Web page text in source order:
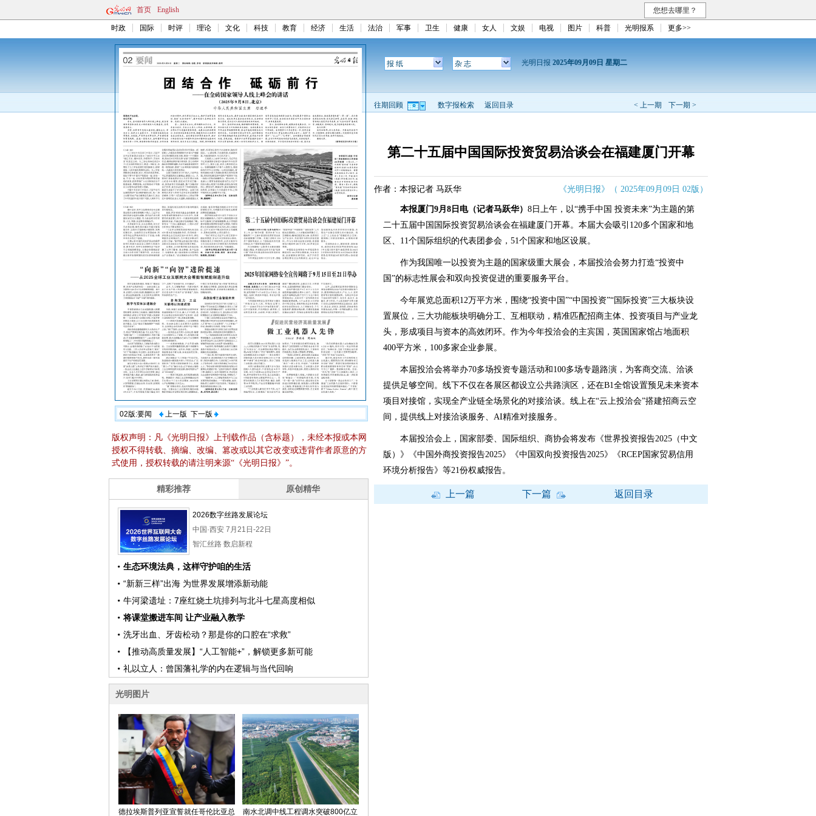
首页 English 您想去哪里？
时政 国际 时评 理论 文化 科技 教育 经济 生活 法治 军事 卫生 健康 女人 文娱 电视 图片 科普 光明报系 更多>>
02版:要闻 上一版 下一版
版权声明：凡《光明日报》上刊载作品（含标题），未经本报或本网
授权不得转载、摘编、改编、篡改或以其它改变或违背作者原意的方
式使用，授权转载的请注明来源“《光明日报》”。
报 纸 杂 志 光明日报 2025年09月09日 星期二
< 上一期 下一期 >
往期回顾 数字报检索 返回目录
第二十五届中国国际投资贸易洽谈会在福建厦门开幕
作者：本报记者 马跃华 《光明日报》（ 2025年09月09日 02版）
本报厦门9月8日电（记者马跃华） 8日上午，以“携手中国 投资未来”为主题的第
二十五届中国国际投资贸易洽谈会在福建厦门开幕。本届大会吸引120多个国家和地
区、11个国际组织的代表团参会，51个国家和地区设展。
作为我国唯一以投资为主题的国家级重大展会，本届投洽会努力打造“投资中
国”的标志性展会和双向投资促进的重要服务平台。
今年展览总面积12万平方米，围绕“投资中国”“中国投资”“国际投资”三大板块设
置展位，三大功能板块明确分工、互相联动，精准匹配招商主体、投资项目与产业龙
头，形成项目与资本的高效闭环。作为今年投洽会的主宾国，英国国家馆占地面积
400平方米，100多家企业参展。
本届投洽会将举办70多场投资专题活动和100多场专题路演，为客商交流、洽谈
提供足够空间。线下不仅在各展区都设立公共路演区，还在B1全馆设置预见未来资本
项目对接馆，实现全产业链全场景化的对接洽谈。线上在“云上投洽会”搭建招商云空
间，提供线上对接洽谈服务、AI精准对接服务。
本届投洽会上，国家部委、国际组织、商协会将发布《世界投资报告2025（中文
版）》《中国外商投资报告2025》《中国双向投资报告2025》《RCEP国家贸易信用
环境分析报告》等21份权威报告。
上一篇 下一篇 返回目录